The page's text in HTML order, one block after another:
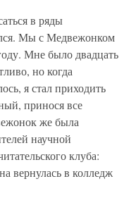
в ряды
Мы с Медвежонком
Мне было двадцать
но когда
я стал приходить
принося все
же была
научной
клуба:
вернулась в колледж